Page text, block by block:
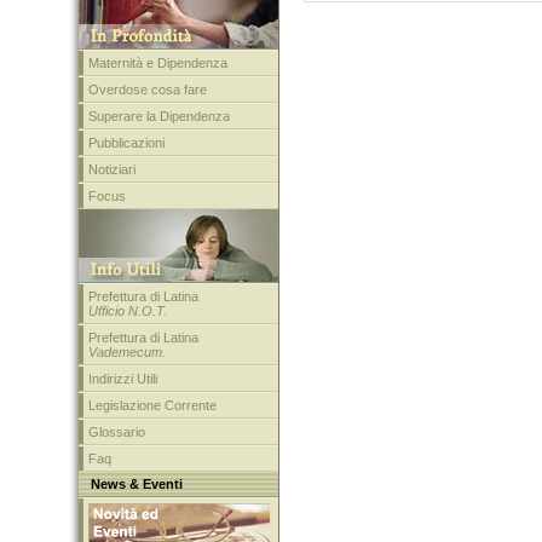
Maternità e Dipendenza
Overdose cosa fare
Superare la Dipendenza
Pubblicazioni
Notiziari
Focus
Prefettura di Latina
Ufficio N.O.T.
Prefettura di Latina
Vademecum.
Indirizzi Utili
Legislazione Corrente
Glossario
Faq
News & Eventi